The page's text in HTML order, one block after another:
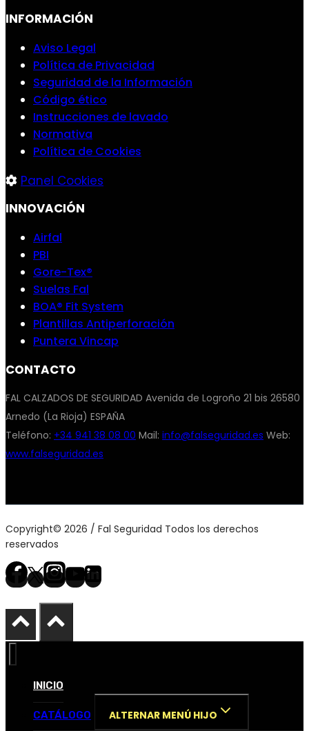
INFORMACIÓN
Aviso Legal
Política de Privacidad
Seguridad de la Información
Código ético
Instrucciones de lavado
Normativa
Política de Cookies
Panel Cookies
INNOVACIÓN
Airfal
PBI
Gore-Tex®
Suelas Fal
BOA® Fit System
Plantillas Antiperforación
Puntera Vincap
CONTACTO
FAL CALZADOS DE SEGURIDAD Avenida de Logroño 21 bis 26580
Arnedo (La Rioja) ESPAÑA
Teléfono: +34 941 38 08 00 Mail: info@falseguridad.es Web:
www.falseguridad.es
Copyright© 2026 / Fal Seguridad Todos los derechos
reservados
INICIO
CATÁLOGO ALTERNAR MENÚ HIJO